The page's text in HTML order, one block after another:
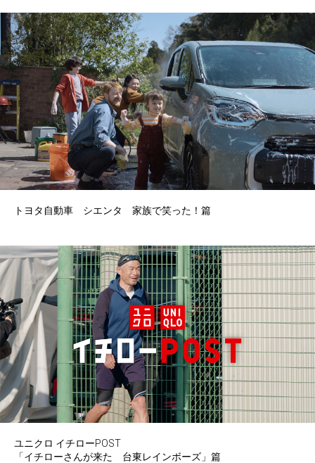
トヨタ自動車 シエンタ 家族で笑った！篇
ユニクロ イチローPOST
「イチローさんが来た 台東レインボーズ」篇